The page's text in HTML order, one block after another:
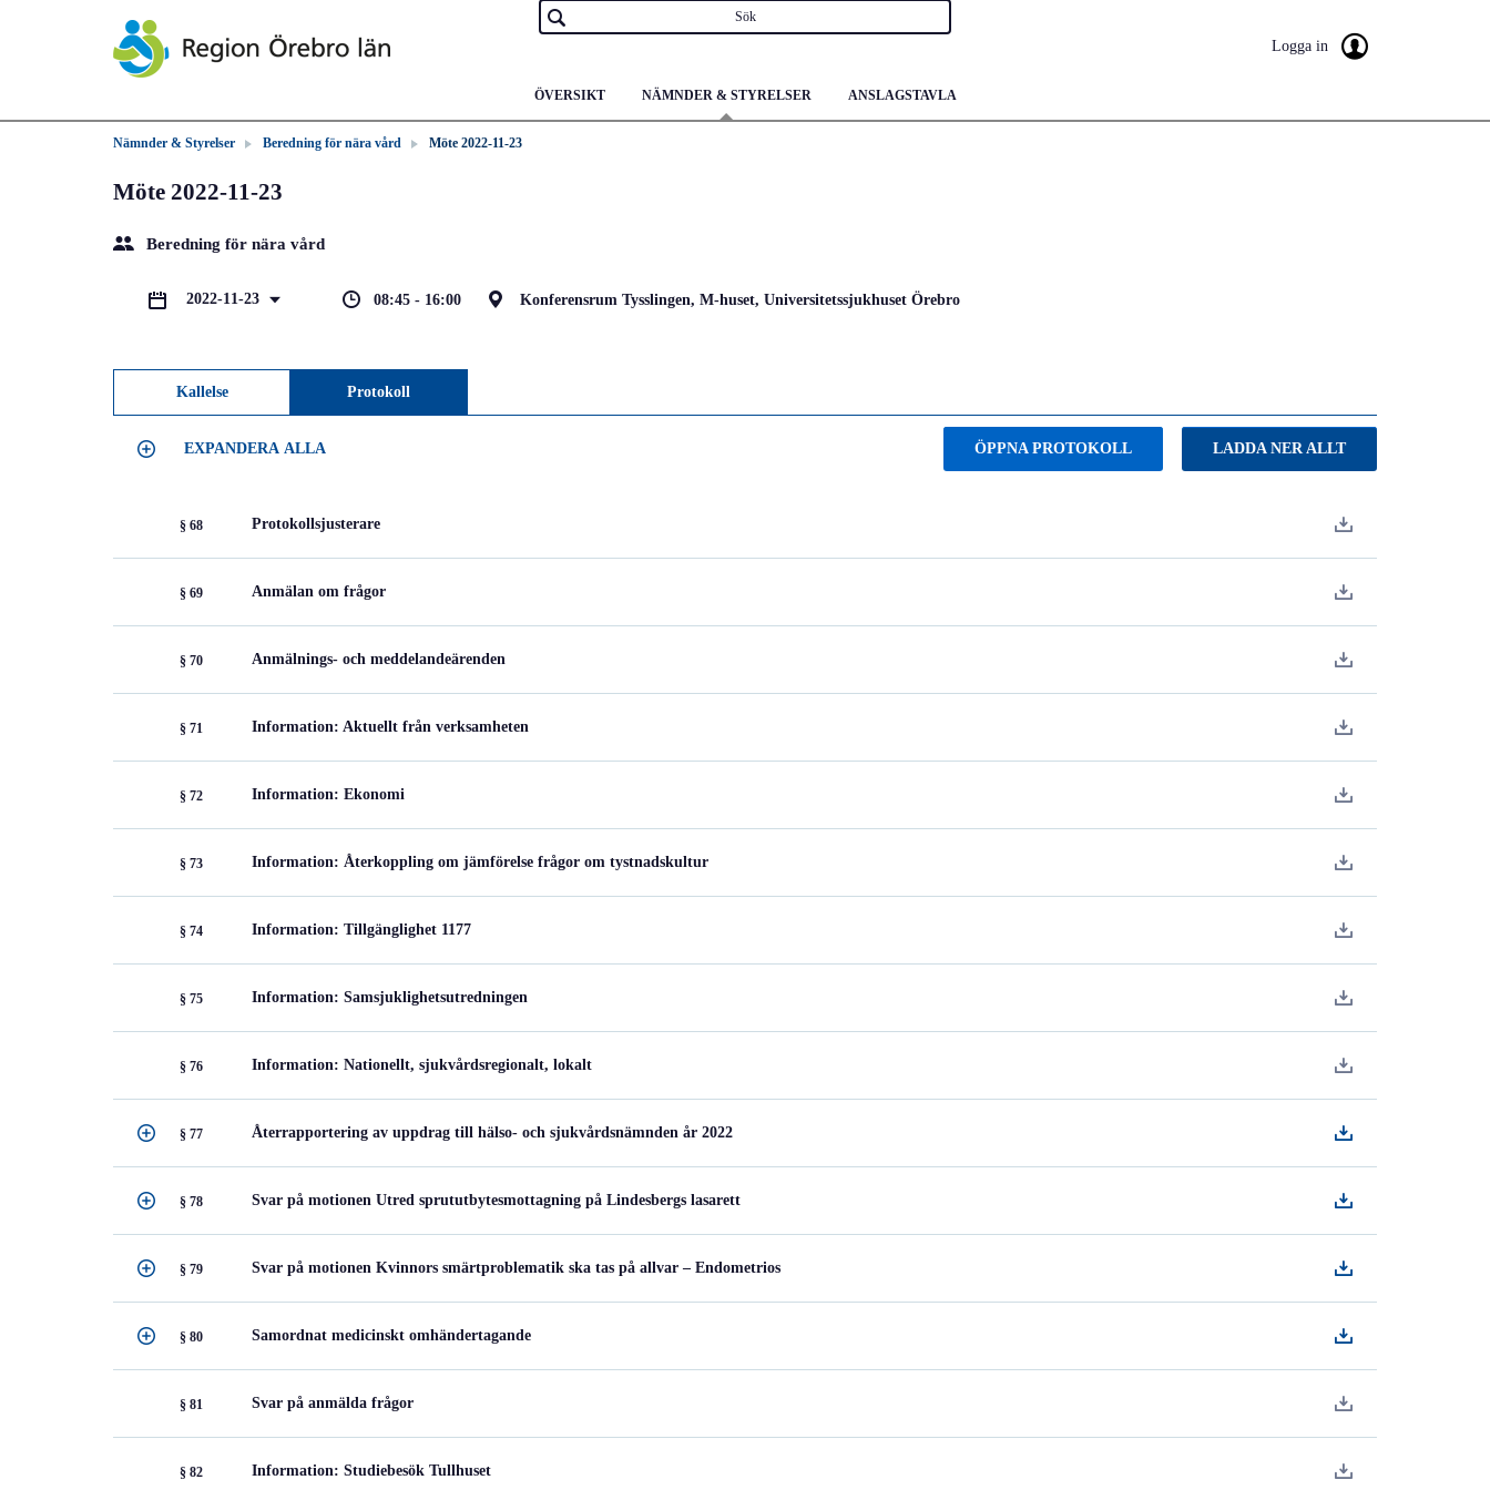
Logga in
ÖVERSIKT NÄMNDER & STYRELSER ANSLAGSTAVLA
Nämnder & Styrelser Beredning för nära vård Möte 2022-11-23
Möte 2022-11-23
Beredning för nära vård
2022-11-23 08:45 - 16:00 Konferensrum Tysslingen, M-huset, Universitetssjukhuset Örebro
Kallelse Protokoll
EXPANDERA ALLA ÖPPNA PROTOKOLL LADDA NER ALLT
§ 68 Protokollsjusterare
§ 69 Anmälan om frågor
§ 70 Anmälnings- och meddelandeärenden
§ 71 Information: Aktuellt från verksamheten
§ 72 Information: Ekonomi
§ 73 Information: Återkoppling om jämförelse frågor om tystnadskultur
§ 74 Information: Tillgänglighet 1177
§ 75 Information: Samsjuklighetsutredningen
§ 76 Information: Nationellt, sjukvårdsregionalt, lokalt
§ 77 Återrapportering av uppdrag till hälso- och sjukvårdsnämnden år 2022
§ 78 Svar på motionen Utred sprututbytesmottagning på Lindesbergs lasarett
§ 79 Svar på motionen Kvinnors smärtproblematik ska tas på allvar – Endometrios
§ 80 Samordnat medicinskt omhändertagande
§ 81 Svar på anmälda frågor
§ 82 Information: Studiebesök Tullhuset